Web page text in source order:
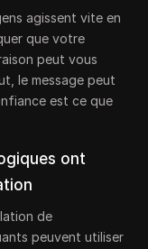
agissent vite en
que votre
peut vous
le message peut
est ce que
ont
de
peuvent utiliser